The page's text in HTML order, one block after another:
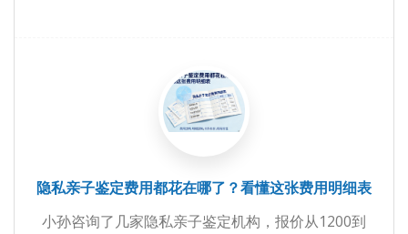
隐私亲子鉴定费用都花在哪了？看懂这张费用明细表
小孙咨询了几家隐私亲子鉴定机构，报价从1200到